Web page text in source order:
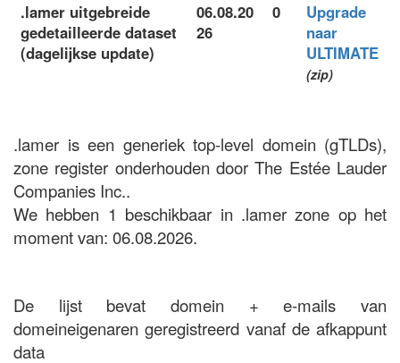
.lamer uitgebreide
gedetailleerde dataset
(dagelijkse update)
06.08.20
26
0
Upgrade
naar
ULTIMATE
(zip)
.lamer is een generiek top-level domein (gTLDs),
zone register onderhouden door The Estée Lauder
Companies Inc..
We hebben 1 beschikbaar in .lamer zone op het
moment van: 06.08.2026.
De lijst bevat domein + e-mails van
domeineigenaren geregistreerd vanaf de afkappunt
data